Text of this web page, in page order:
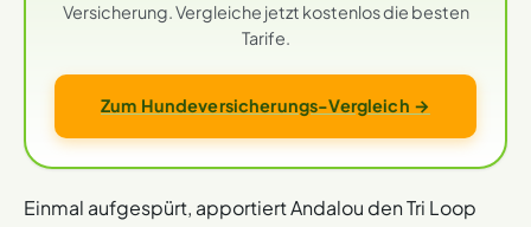
Versicherung. Vergleiche jetzt kostenlos die besten
Tarife.
Zum Hundeversicherungs-Vergleich →
Einmal aufgespürt, apportiert Andalou den Tri Loop